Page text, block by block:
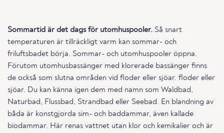
Sommartid är det dags för utomhuspooler. Så snart
temperaturen är tillräckligt varm kan sommar- och
friluftsbadet börja. Sommar- och utomhuspooler öppna.
Förutom utomhusbassänger med klorerade bassänger finns
de också som slutna områden vid floder eller sjöar. floder eller
sjöar. Du kan känna igen dem med namn som Waldbad,
Naturbad, Flussbad, Strandbad eller Seebad. En blandning av
båda är konstgjorda sim- och baddammar, även kallade
biodammar. Här renas vattnet utan klor och kemikalier och är